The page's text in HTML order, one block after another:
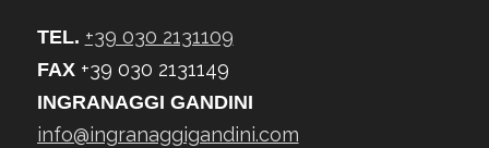
TEL. +39 030 2131109
FAX+39 030 2131149
INGRANAGGI GANDINI
info@ingranaggigandini.com